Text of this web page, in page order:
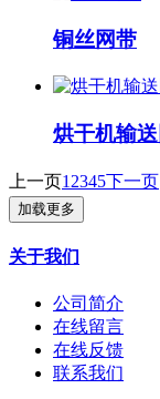
铜丝网带
烘干机输
上一页1 2345下一页
加载更多
关于我们
公司简介
在线留言
在线反馈
联系我们